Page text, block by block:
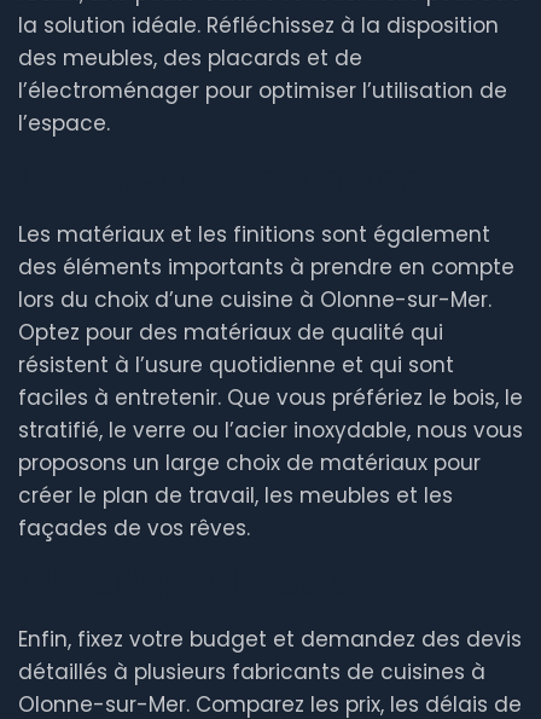
la solution idéale. Réfléchissez à la disposition
des meubles, des placards et de
l’électroménager pour optimiser l’utilisation de
l’espace.
Les matériaux et les finitions sont également
des éléments importants à prendre en compte
lors du choix d’une cuisine à Olonne-sur-Mer.
Optez pour des matériaux de qualité qui
résistent à l’usure quotidienne et qui sont
faciles à entretenir. Que vous préfériez le bois, le
stratifié, le verre ou l’acier inoxydable, nous vous
proposons un large choix de matériaux pour
créer le plan de travail, les meubles et les
façades de vos rêves.
Enfin, fixez votre budget et demandez des devis
détaillés à plusieurs fabricants de cuisines à
Olonne-sur-Mer. Comparez les prix, les délais de